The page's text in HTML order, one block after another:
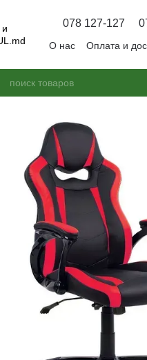
078 127-127
О нас Оплата и